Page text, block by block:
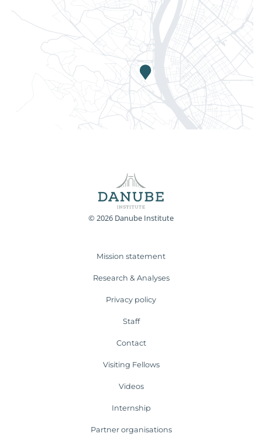
© 2026 Danube Institute
Mission statement
Research & Analyses
Privacy policy
Staff
Contact
Visiting Fellows
Videos
Internship
Partner organisations